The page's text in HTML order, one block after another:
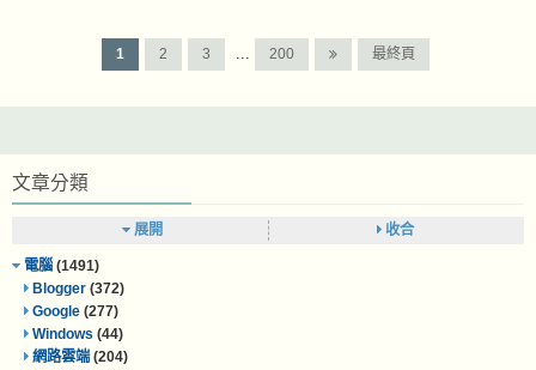
1 2 3 ... 200 最終頁
文章分類
展開 收合
電腦 (1491)
Blogger (372)
Google (277)
Windows (44)
網路雲端(204)